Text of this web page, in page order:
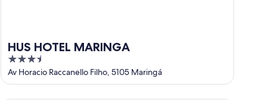
HUS HOTEL MARINGA
3.5
out
of
Av Horacio Raccanello Filho, 5105 Maringá